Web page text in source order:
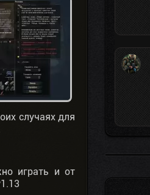
случаях для
играть и от